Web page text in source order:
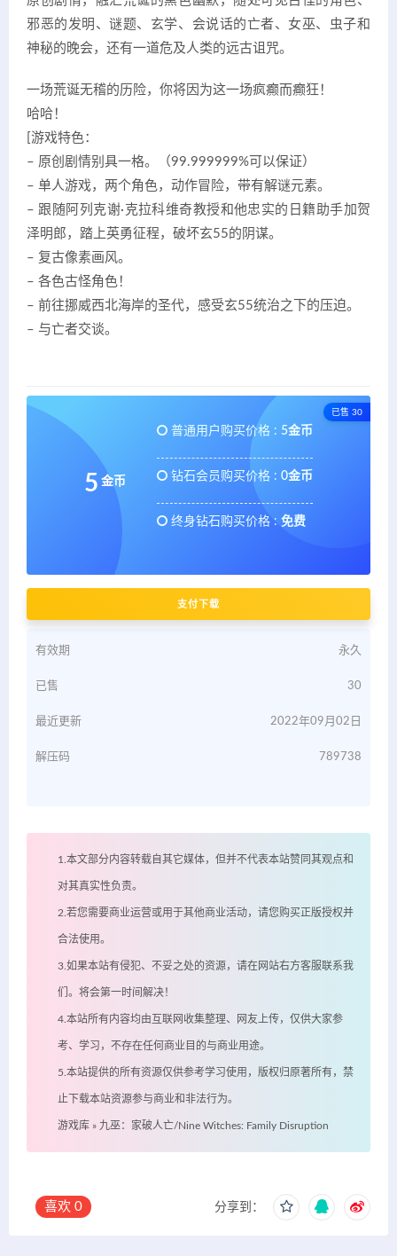
邪恶的发明、谜题、玄学、会说话的亡者、女巫、虫子和
神秘的晚会，还有一道危及人类的远古诅咒。
一场荒诞无稽的历险，你将因为这一场疯癫而癫狂！
哈哈！
[游戏特色：
– 原创剧情别具一格。（99.999999%可以保证）
– 单人游戏，两个角色，动作冒险，带有解谜元素。
– 跟随阿列克谢·克拉科维奇教授和他忠实的日籍助手加贺
泽明郎，踏上英勇征程，破坏玄55的阴谋。
– 复古像素画风。
– 各色古怪角色！
– 前往挪威西北海岸的圣代，感受玄55统治之下的压迫。
– 与亡者交谈。
已售 30
5 金币
普通用户购买价格 : 5金币
钻石会员购买价格 : 0金币
终身钻石购买价格 : 免费
支付下载
有效期 永久
已售 30
最近更新 2022年09月02日
解压码 789738
1.本文部分内容转载自其它媒体，但并不代表本站赞同其观点和
对其真实性负责。
2.若您需要商业运营或用于其他商业活动，请您购买正版授权并
合法使用。
3.如果本站有侵犯、不妥之处的资源，请在网站右方客服联系我
们。将会第一时间解决！
4.本站所有内容均由互联网收集整理、网友上传，仅供大家参
考、学习，不存在任何商业目的与商业用途。
5.本站提供的所有资源仅供参考学习使用，版权归原著所有，禁
止下载本站资源参与商业和非法行为。
游戏库 » 九巫：家破人亡/Nine Witches: Family Disruption
喜欢 0 分享到：